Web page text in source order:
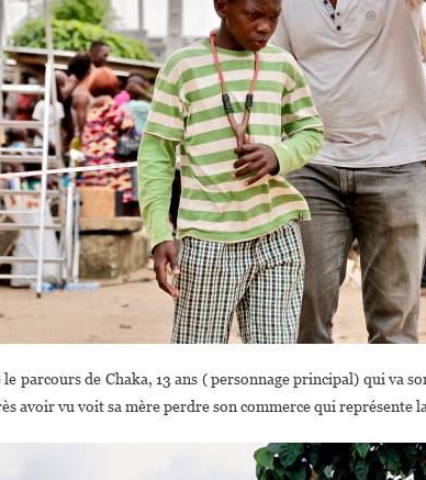
parcours de Chaka, 13 ans ( personnage principal) qui va
avoir vu voit sa mère perdre son commerce qui représente